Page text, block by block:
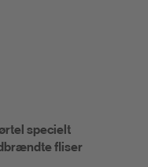
specielt
fliser